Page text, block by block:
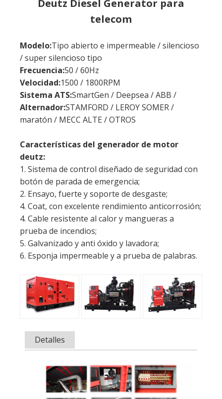
Frecuencia:50 / 60Hz
1500 / 1800RPM
Alternador:STAMFORD / LEROY SOMER /
maratón / MECC ALTE / OTROS
Características del generador de motor
deutz:
1. Sistema de control diseñado de seguridad con
botón de parada de emergencia;
4. Coat, con excelente rendimiento anticorrosión;
4. Cable resistente al calor y mangueras a
prueba de incendios;
5. Galvanizado y anti óxido y lavadora;
6. Esponja impermeable y a prueba de palabras.
Detalles